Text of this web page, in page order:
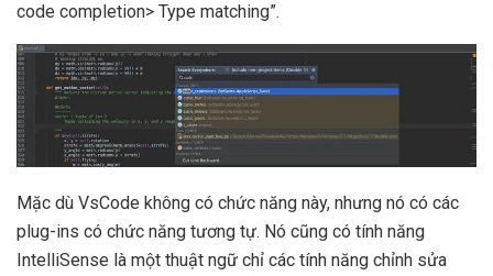
code completion> Type matching”.
Mặc dù VsCode không có chức năng này, nhưng nó có các
plug-ins có chức năng tương tự. Nó cũng có tính năng
IntelliSense là một thuật ngữ chỉ các tính năng chỉnh sửa